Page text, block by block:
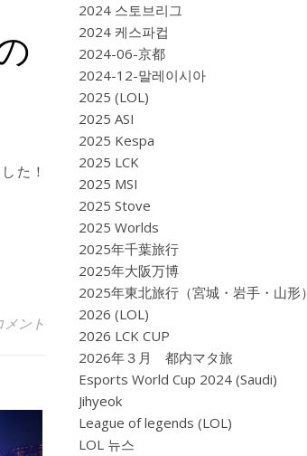
た！
メント
2024 스토브리그
2024 케스파컵
2024-06-京都
2024-12-말레이시아
2025 (LOL)
2025 ASI
2025 Kespa
2025 LCK
2025 MSI
2025 Stove
2025 Worlds
2025年千葉旅行
2025年大阪万博
2025年東北旅行（宮城・岩手・山形）
2026 (LOL)
2026 LCK CUP
2026年３月 都内マタ旅
Esports World Cup 2024 (Saudi)
Jihyeok
League of legends (LOL)
LOL 뉴스